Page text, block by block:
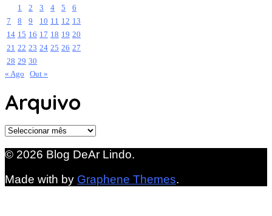
1
2 3 4 5
6
7
8 9 10 11 12 13
14 15 16 17 18 19 20
21 22 23 24 25 26 27
28 29 30
« Ago
Out »
Arquivo
Arquivo
© 2026 Blog DeAr Lindo.
Made with by Graphene Themes.